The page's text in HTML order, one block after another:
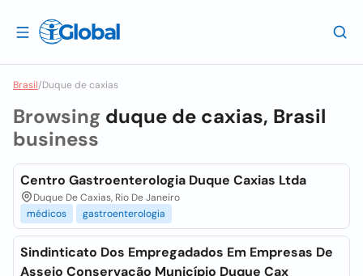
Brasil/Duque de caxias
Browsing duque de caxias, Brasil
business
Centro Gastroenterologia Duque Caxias Ltda
Duque De Caxias, Rio De Janeiro
médicos
gastroenterologia
Sindinticato Dos Empregadados Em Empresas De
Asseio Conservação Município Duque Cax